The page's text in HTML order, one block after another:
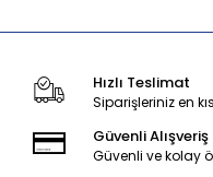
Hızlı Teslimat
Siparişleriniz en
Güvenli Alışveriş
Güvenli ve kolay